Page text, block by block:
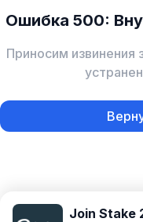
Ошибка 500:
Приносим извинения
Join Stake